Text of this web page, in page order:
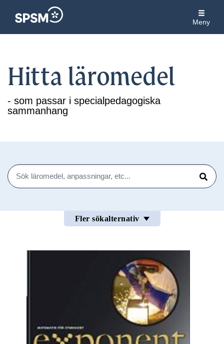
Meny
Hitta läromedel
- som passar i specialpedagogiska
sammanhang
Sök
Sök
Fler sökalternativ